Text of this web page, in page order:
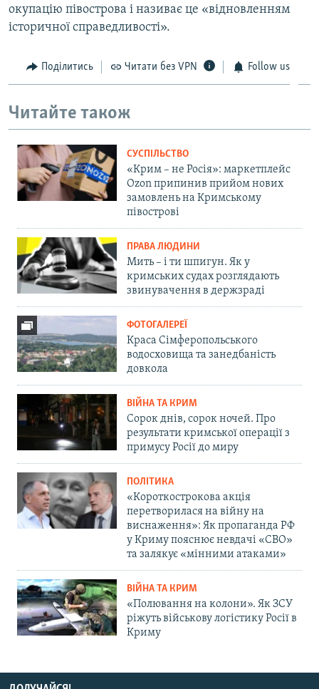
окупацію півострова і називає це «відновленням
історичної справедливості».
Поділитись Читати без VPN Follow us
Читайте також
СУСПІЛЬСТВО
«Крим – не Росія»: маркетплейс
Ozon припинив прийом нових
замовлень на Кримському
півострові
ПРАВА ЛЮДИНИ
Мить – і ти шпигун. Як у
кримських судах розглядають
звинувачення в держзраді
ФОТОГАЛЕРЕЇ
Краса Сімферопольського
водосховища та занедбаність
довкола
ВІЙНА ТА КРИМ
Сорок днів, сорок ночей. Про
результати кримської операції з
примусу Росії до миру
ПОЛІТИКА
«Короткострокова акція
перетворилася на війну на
виснаження»: Як пропаганда РФ
у Криму пояснює невдачі «СВО»
та залякує «мінними атаками»
ВІЙНА ТА КРИМ
«Полювання на колони». Як ЗСУ
ріжуть військову логістику Росії в
Криму